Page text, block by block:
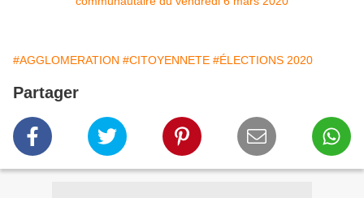
#AGGLOMERATION #CITOYENNETE #ÉLECTIONS 2020
Partager